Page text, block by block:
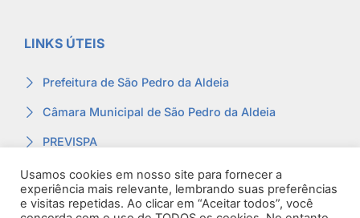
LINKS ÚTEIS
Prefeitura de São Pedro da Aldeia
Câmara Municipal de São Pedro da Aldeia
PREVISPA
Ouvidoria
Contracheque
Usamos cookies em nosso site para fornecer a
experiência mais relevante, lembrando suas preferências
e visitas repetidas. Ao clicar em “Aceitar todos”, você